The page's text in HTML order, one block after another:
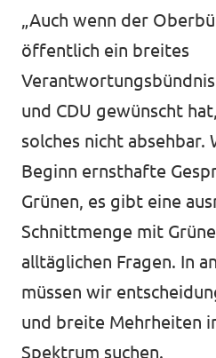
„Auch wenn der
öffentlich ein breites
Verantwortungsbündnis
und CDU gewünscht
solches nicht absehbar.
Beginn ernsthafte
Grünen, es gibt eine
Schnittmenge mit
alltäglichen Fragen. In
müssen wir
und breite Mehrheiten
Spektrum suchen.